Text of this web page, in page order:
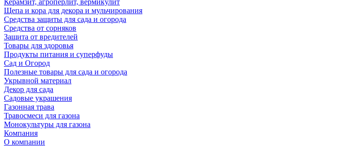
Керамзит, агроперлит, вермикулит
Щепа и кора для декора и мульчирования
Средства защиты для сада и огорода
Средства от сорняков
Защита от вредителей
Товары для здоровья
Продукты питания и суперфуды
Сад и Огород
Полезные товары для сада и огорода
Укрывной материал
Декор для сада
Садовые украшения
Газонная трава
Травосмеси для газона
Монокультуры для газона
Компания
О компании